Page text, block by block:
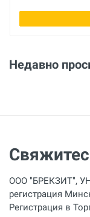
Недавно
ООО "БРЕКЗИТ",
регистрация
Регистрация в